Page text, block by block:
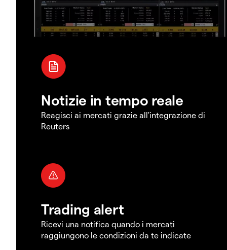
Notizie in tempo reale
Reagisci ai mercati grazie all'integrazione di
Reuters
Trading alert
Ricevi una notifica quando i mercati
raggiungono le condizioni da te indicate